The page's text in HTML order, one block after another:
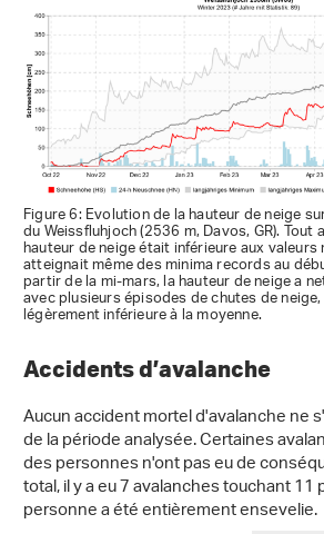
Figure 6: Evolution de la hauteur de neige
du Weissfluhjoch (2536 m, Davos, GR). Tout
hauteur de neige était inférieure aux
atteignait même des minima records au
partir de la mi-mars, la hauteur de neige a
avec plusieurs épisodes de chutes de
légèrement inférieure à la moyenne.
Accidents d’avalanche
Aucun accident mortel d'avalanche ne
de la période analysée. Certaines
des personnes n'ont pas eu de
total, il y a eu 7 avalanches touchant 11
personne a été entièrement ensevelie.